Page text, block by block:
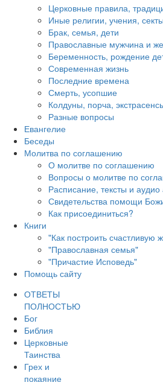
Церковные правила,
Иные религии, учения,
Брак, семья, дети
Православные мужчина и
Беременность, рождение
Современная жизнь
Последние времена
Смерть, усопшие
Колдуны, порча,
Разные вопросы
Евангелие
Беседы
Молитва по соглашению
О молитве по соглашению
Вопросы о молитве по
Расписание, тексты и
Свидетельства помощи
Как присоединиться?
Книги
"Как построить счастливую
"Православная семья"
"Причастие Исповедь"
Помощь сайту
ОТВЕТЫ
ПОЛНОСТЬЮ
Бог
Библия
Церковные
Таинства
Грех и
покаяние